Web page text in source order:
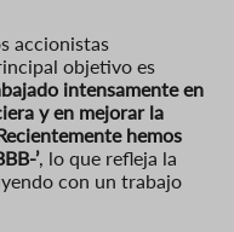
accionistas
objetivo es
intensamente en
y en mejorar la
hemos
’, lo que refleja la
con un trabajo